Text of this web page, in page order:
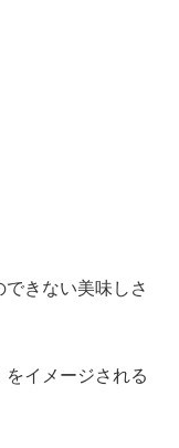
きない美味しさ
をイメージされる